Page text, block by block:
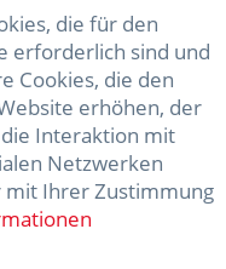
die für den
erforderlich sind und
Cookies, die den
erhöhen, der
Interaktion mit
Netzwerken
Ihrer Zustimmung